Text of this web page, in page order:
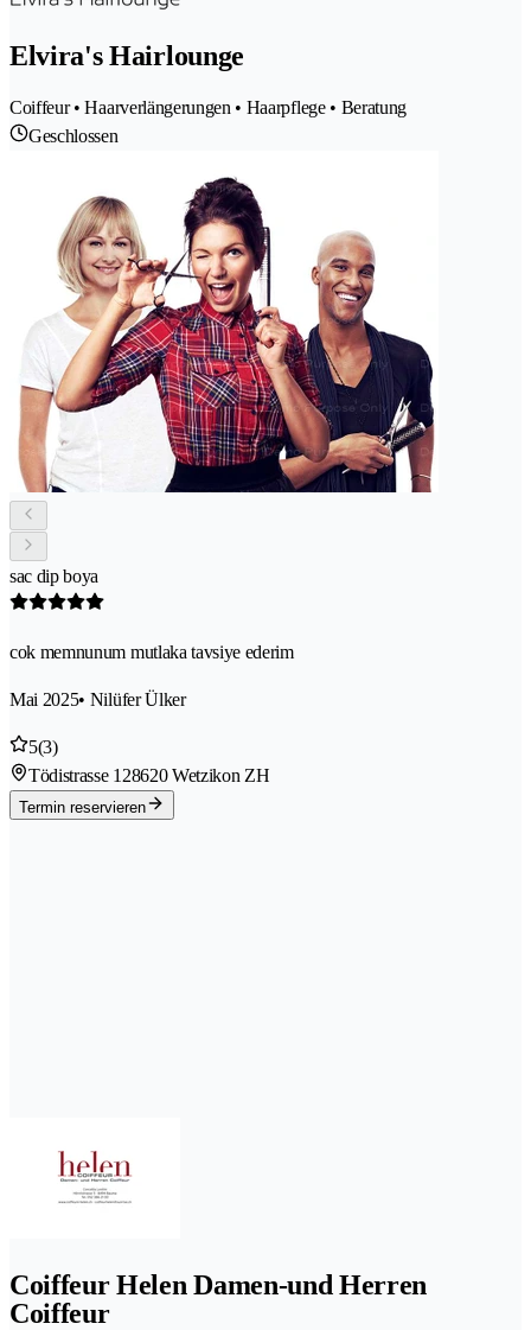
Elvira's Hairlounge
Coiffeur • Haarverlängerungen • Haarpflege • Beratung
Geschlossen
sac dip boya
cok memnunum mutlaka tavsiye ederim
Mai 2025• Nilüfer Ülker
5(3)
Tödistrasse 128620 Wetzikon ZH
Termin reservieren
Coiffeur Helen Damen-und Herren
Coiffeur